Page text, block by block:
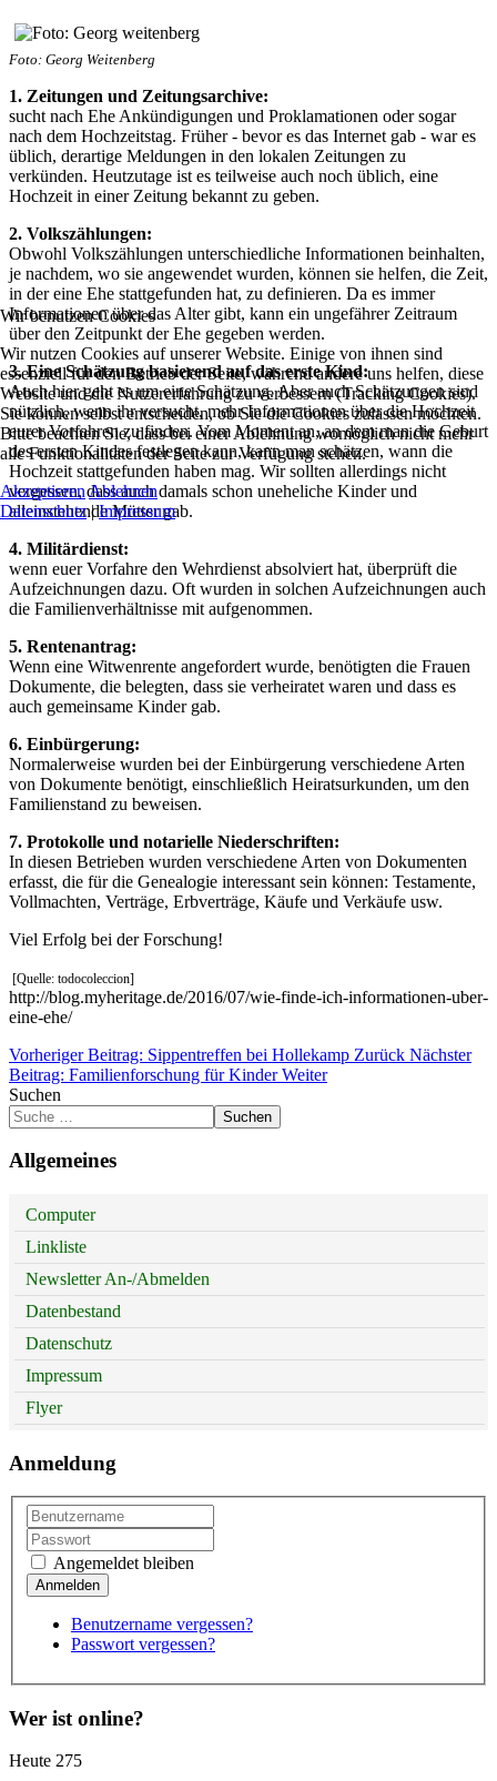
Foto: Georg Weitenberg
1. Zeitungen und Zeitungsarchive:
sucht nach Ehe Ankündigungen und Proklamationen oder sogar
nach dem Hochzeitstag. Früher - bevor es das Internet gab - war es
üblich, derartige Meldungen in den lokalen Zeitungen zu
verkünden. Heutzutage ist es teilweise auch noch üblich, eine
Hochzeit in einer Zeitung bekannt zu geben.
2. Volkszählungen:
Obwohl Volkszählungen unterschiedliche Informationen beinhalten,
je nachdem, wo sie angewendet wurden, können sie helfen, die Zeit,
in der eine Ehe stattgefunden hat, zu definieren. Da es immer
Informationen über das Alter gibt, kann ein ungefährer Zeitraum
über den Zeitpunkt der Ehe gegeben werden.
3. Eine Schätzung basierend auf das erste Kind:
Auch hier geht es um eine Schätzung. Aber auch Schätzungen sind
nützlich, wenn ihr versucht, mehr Informationen über die Hochzeit
eurer Vorfahren zu finden. Vom Moment an, an dem man die Geburt
des ersten Kindes festlegen kann, kann man schätzen, wann die
Hochzeit stattgefunden haben mag. Wir sollten allerdings nicht
vergessen, dass auch damals schon uneheliche Kinder und
alleinstehende Mütter gab.
4. Militärdienst:
wenn euer Vorfahre den Wehrdienst absolviert hat, überprüft die
Aufzeichnungen dazu. Oft wurden in solchen Aufzeichnungen auch
die Familienverhältnisse mit aufgenommen.
5. Rentenantrag:
Wenn eine Witwenrente angefordert wurde, benötigten die Frauen
Dokumente, die belegten, dass sie verheiratet waren und dass es
auch gemeinsame Kinder gab.
6. Einbürgerung:
Normalerweise wurden bei der Einbürgerung verschiedene Arten
von Dokumente benötigt, einschließlich Heiratsurkunden, um den
Familienstand zu beweisen.
7. Protokolle und notarielle Niederschriften:
In diesen Betrieben wurden verschiedene Arten von Dokumenten
erfasst, die für die Genealogie interessant sein können: Testamente,
Vollmachten, Verträge, Erbverträge, Käufe und Verkäufe usw.
Viel Erfolg bei der Forschung!
[Quelle: todocoleccion]
http://blog.myheritage.de/2016/07/wie-finde-ich-informationen-uber-
eine-ehe/
Vorheriger Beitrag: Sippentreffen bei Hollekamp Zurück Nächster
Beitrag: Familienforschung für KinderWeiter
Suchen
Suchen
Allgemeines
Computer
Linkliste
Newsletter An-/Abmelden
Datenbestand
Datenschutz
Impressum
Flyer
Anmeldung
Angemeldet bleiben
Benutzername vergessen?
Passwort vergessen?
Wer ist online?
Heute 275
Wir benutzen Cookies
Wir nutzen Cookies auf unserer Website. Einige von ihnen sind
essenziell für den Betrieb der Seite, während andere uns helfen, diese
Website und die Nutzererfahrung zu verbessern (Tracking Cookies).
Sie können selbst entscheiden, ob Sie die Cookies zulassen möchten.
Bitte beachten Sie, dass bei einer Ablehnung womöglich nicht mehr
alle Funktionalitäten der Seite zur Verfügung stehen.
Akzeptieren Ablehnen
Datenschutz|Impressum